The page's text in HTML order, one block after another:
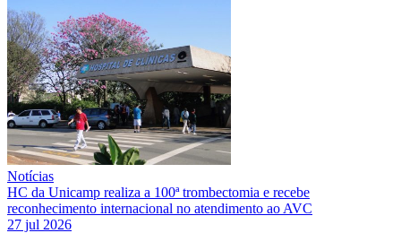
Notícias
HC da Unicamp realiza a 100ª trombectomia e recebe
reconhecimento internacional no atendimento ao AVC
27 jul 2026